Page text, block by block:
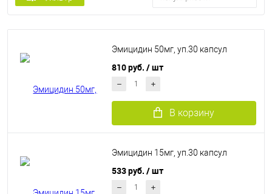
Эмицидин 50мг, уп.30 капсул
810 руб. / шт
В корзину
Эмицидин 15мг, уп.30 капсул
533 руб. / шт